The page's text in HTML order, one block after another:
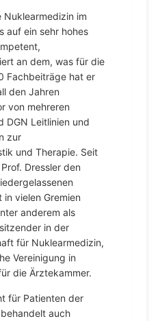
Nuklearmedizin im
auf ein sehr hohes
an dem, was für die
Fachbeiträge hat er
den Jahren
von mehreren
DGN­ Leitlinien und
zur
und Therapie. Seit
Dressler den
vielen Gremien
anderem als
in der
für Nuklearmedizin,
Vereinigung in
die Ärztekammer.
für Patienten der
auch